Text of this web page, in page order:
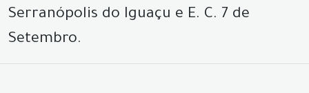
Serranópolis do Iguaçu e E. C. 7 de
Setembro.